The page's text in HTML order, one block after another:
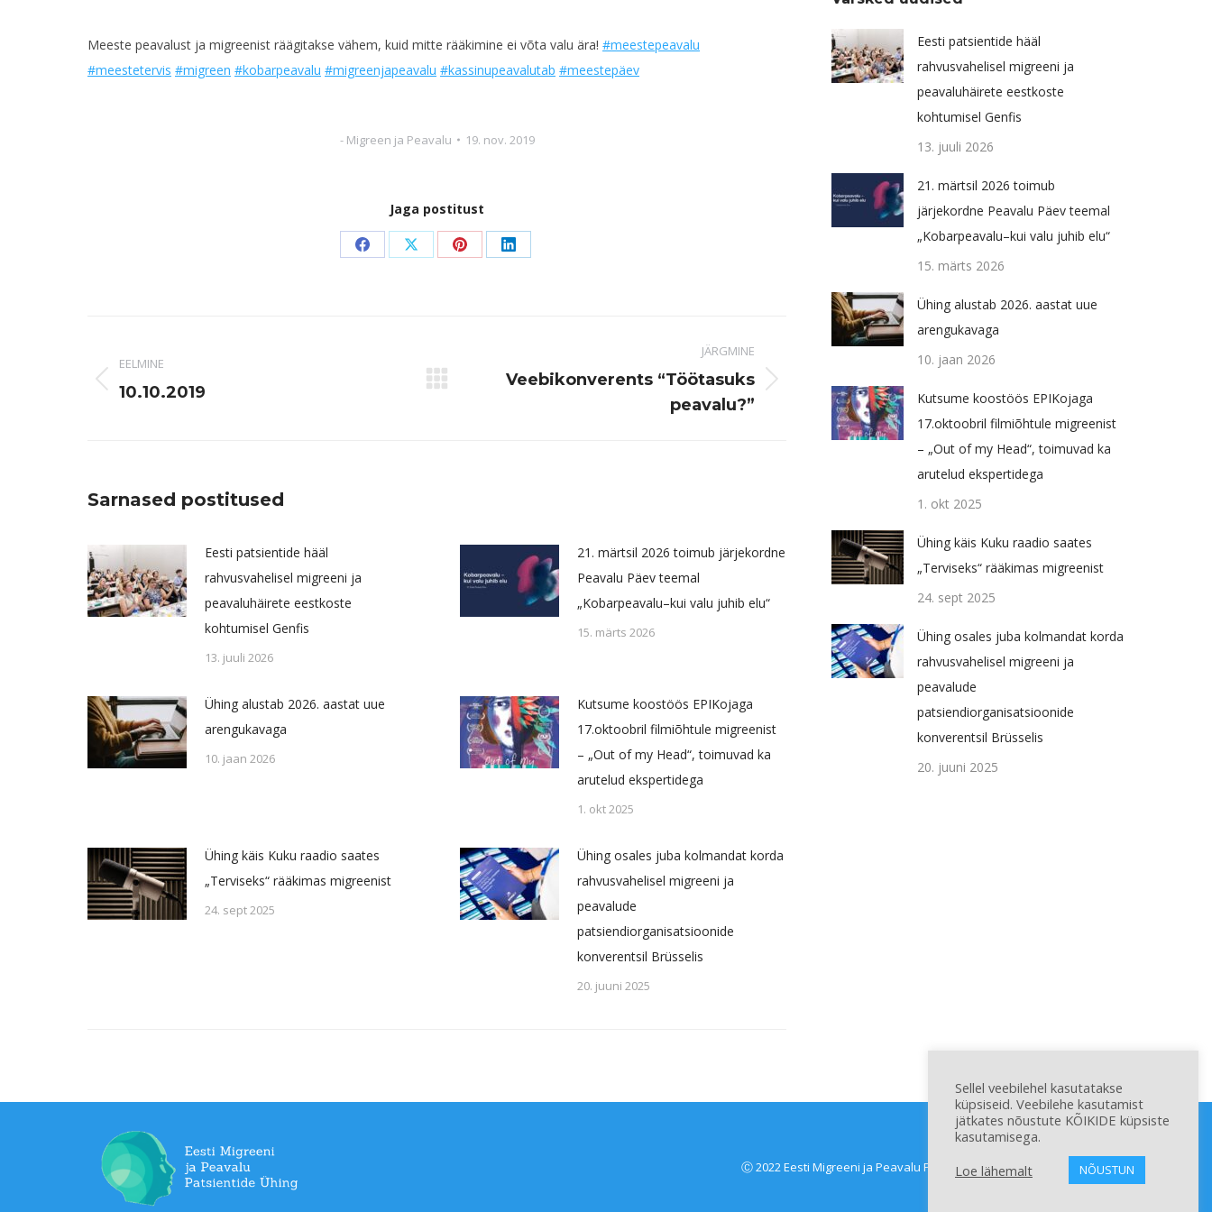
Meeste peavalust ja migreenist räägitakse vähem, kuid mitte rääkimine ei võta valu ära! #meestepeavalu
#meestetervis #migreen #kobarpeavalu #migreenjapeavalu #kassinupeavalutab #meestepäev
- Migreen ja Peavalu 19. nov. 2019
Jaga postitust
Share Share Share Share
navigation
EELMINE
Previous
10.10.2019
JÄRGMINE
Veebikonverents “Töötasuks
peavalu?”
Sarnased postitused
Eesti patsientide hääl
rahvusvahelisel migreeni ja
peavaluhäirete eestkoste
kohtumisel Genfis
13. juuli 2026
21. märtsil 2026 toimub järjekordne
Peavalu Päev teemal
„Kobarpeavalu–kui valu juhib elu“
15. märts 2026
Ühing alustab 2026. aastat uue
arengukavaga
10. jaan 2026
Kutsume koostöös EPIKojaga
17.oktoobril filmiõhtule migreenist
– „Out of my Head“, toimuvad ka
arutelud ekspertidega
1. okt 2025
Ühing käis Kuku raadio saates
„Terviseks“ rääkimas migreenist
24. sept 2025
Ühing osales juba kolmandat korda
rahvusvahelisel migreeni ja
peavalude
patsiendiorganisatsioonide
konverentsil Brüsselis
20. juuni 2025
Eesti patsientide hääl
rahvusvahelisel migreeni ja
peavaluhäirete eestkoste
kohtumisel Genfis
13. juuli 2026
21. märtsil 2026 toimub
järjekordne Peavalu Päev teemal
„Kobarpeavalu–kui valu juhib elu“
15. märts 2026
Ühing alustab 2026. aastat uue
arengukavaga
10. jaan 2026
Kutsume koostöös EPIKojaga
17.oktoobril filmiõhtule migreenist
– „Out of my Head“, toimuvad ka
arutelud ekspertidega
1. okt 2025
Ühing käis Kuku raadio saates
„Terviseks“ rääkimas migreenist
24. sept 2025
Ühing osales juba kolmandat korda
rahvusvahelisel migreeni ja
peavalude
patsiendiorganisatsioonide
konverentsil Brüsselis
20. juuni 2025
Ⓒ 2022 Eesti Migreeni ja Peavalu Patsientide Ühing. All rights reserved
Sellel veebilehel kasutatakse
küpsiseid. Veebilehe kasutamist
jätkates nõustute KÕIKIDE küpsiste
kasutamisega.
Loe lähemalt
NÕUSTUN